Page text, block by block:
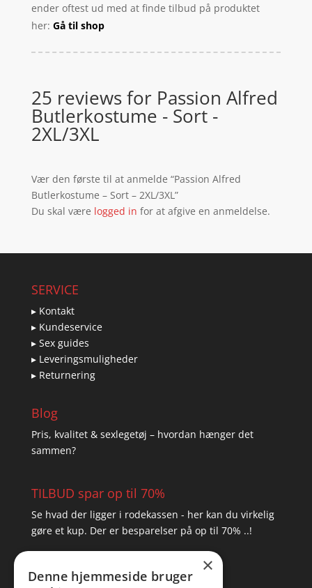
ender oftest ud med at finde tilbud på produktet
her: Gå til shop
25 reviews for Passion Alfred
Butlerkostume - Sort -
2XL/3XL
Vær den første til at anmelde “Passion Alfred
Butlerkostume – Sort – 2XL/3XL”
Du skal være logged in for at afgive en anmeldelse.
SERVICE
▸ Kontakt
▸ Kundeservice
▸ Sex guides
▸ Leveringsmuligheder
▸ Returnering
Blog
Pris, kvalitet & sexlegetøj – hvordan hænger det
sammen?
TILBUD spar op til 70%
Se hvad der ligger i rodekassen - her kan du virkelig
gøre et kup. Der er besparelser på op til 70% ..!
×
Denne hjemmeside bruger